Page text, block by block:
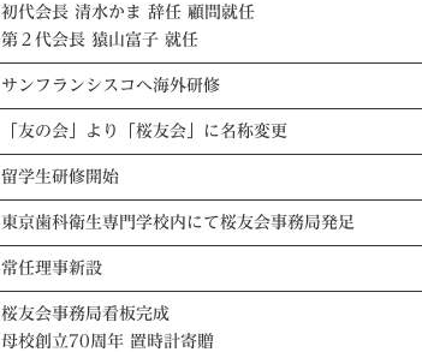
初代会長 清水かま 辞任 顧問就任
第２代会長 猿山富子 就任
サンフランシスコへ海外研修
「友の会」より「桜友会」に名称変更
留学生研修開始
東京歯科衛生専門学校内にて桜友会事務局発足
常任理事新設
桜友会事務局看板完成
母校創立70周年 置時計寄贈